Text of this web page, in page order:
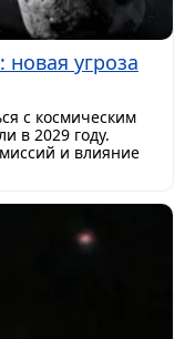
угроза
с космическим
в 2029 году.
и влияние